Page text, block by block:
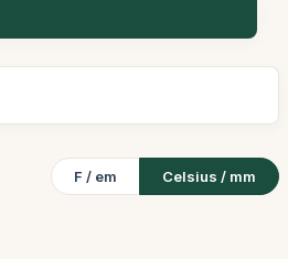
F / em Celsius / mm